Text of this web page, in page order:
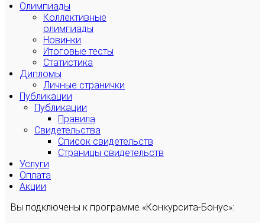
Олимпиады
Коллективные
олимпиады
Новинки
Итоговые тесты
Статистика
Дипломы
Личные странички
Публикации
Публикации
Правила
Свидетельства
Список свидетельств
Страницы свидетельств
Услуги
Оплата
Акции
Вы подключены к программе «Конкурсита-Бонус»: